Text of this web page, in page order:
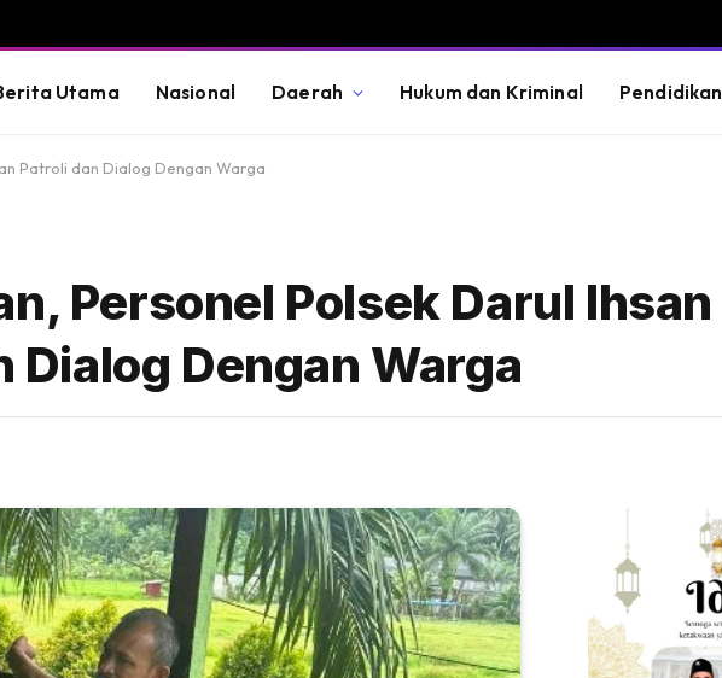
Utama Nasional Daerah Hukum dan Kriminal Pendidikan
Patroli dan Dialog Dengan Warga
Personel Polsek Darul Ihsan
Dengan Warga